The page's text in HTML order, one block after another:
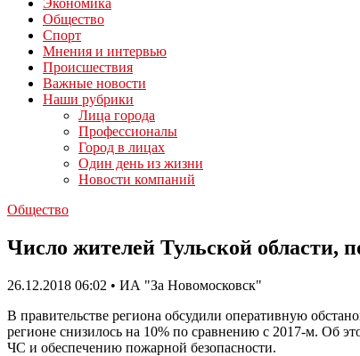
Экономика
Общество
Спорт
Мнения и интервью
Происшествия
Важные новости
Наши рубрики
Лица города
Профессионалы
Город в лицах
Один день из жизни
Новости компаний
Общество
Число жителей Тульской области,
26.12.2018 06:02 • ИА "За Новомосковск"
В правительстве региона обсудили оперативную
регионе снизилось на 10% по сравнению с 2017-м. Об
ЧС и обеспечению пожарной безопасности.